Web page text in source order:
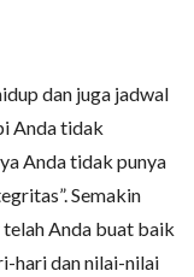
dan juga jadwal
Anda tidak
Anda tidak punya
Semakin
Anda buat baik
hari dan nilai-nilai